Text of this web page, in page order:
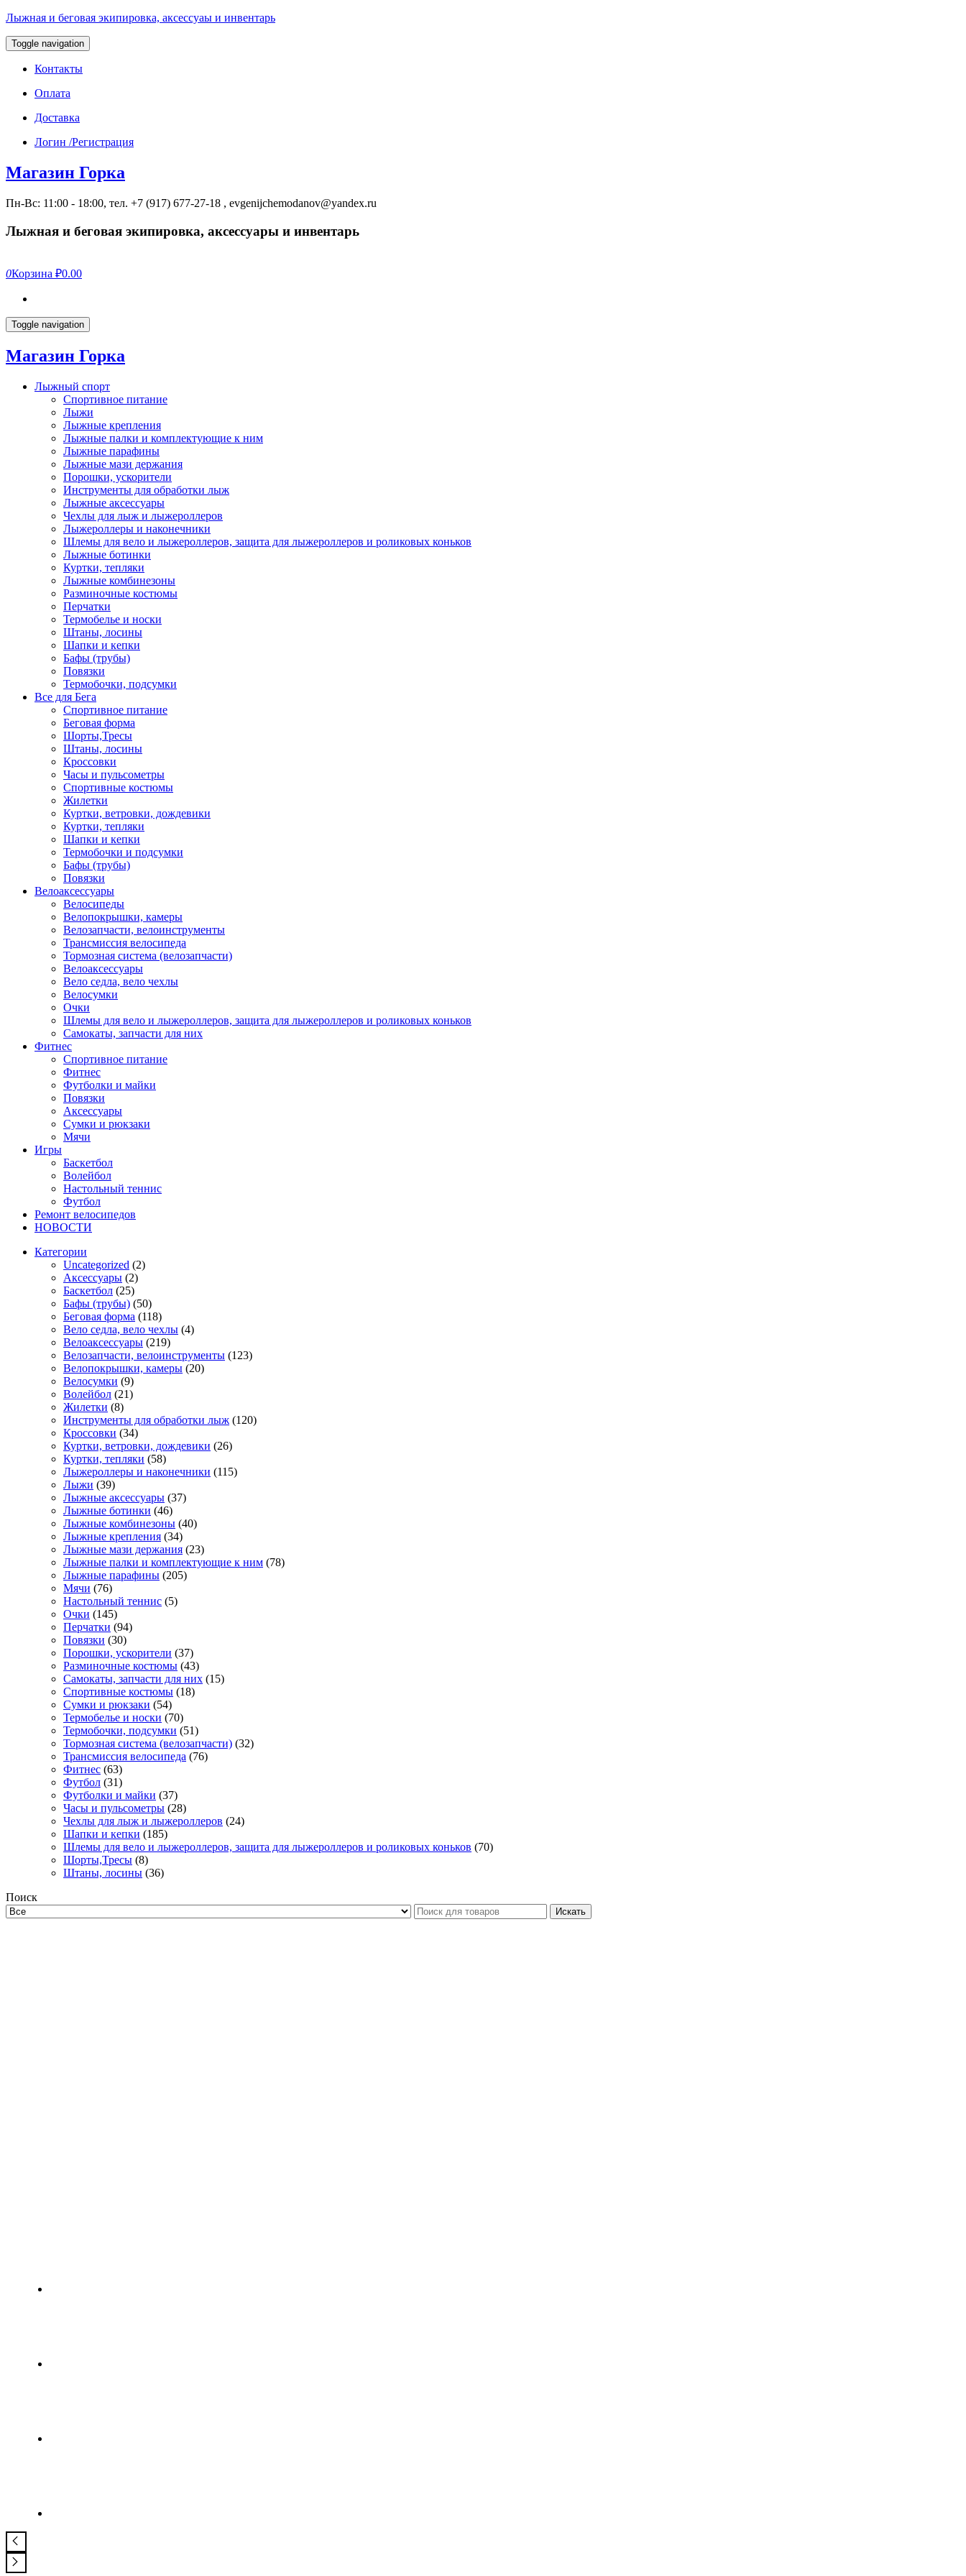
Лыжная и беговая экипировка, аксессуаы и инвентарь
Toggle navigation
Контакты
Оплата
Доставка
Логин /Регистрация
Магазин Горка
Пн-Вс: 11:00 - 18:00, тел. +7 (917) 677-27-18 , evgenijchemodanov@yandex.ru
Лыжная и беговая экипировка, аксессуары и инвентарь
0Корзина ₽0.00
Toggle navigation
Магазин Горка
Лыжный спорт
Спортивное питание
Лыжи
Лыжные крепления
Лыжные палки и комплектующие к ним
Лыжные парафины
Лыжные мази держания
Порошки, ускорители
Инструменты для обработки лыж
Лыжные аксессуары
Чехлы для лыж и лыжероллеров
Лыжероллеры и наконечники
Шлемы для вело и лыжероллеров, защита для лыжероллеров и роликовых коньков
Лыжные ботинки
Куртки, тепляки
Лыжные комбинезоны
Разминочные костюмы
Перчатки
Термобелье и носки
Штаны, лосины
Шапки и кепки
Бафы (трубы)
Повязки
Термобочки, подсумки
Все для Бега
Спортивное питание
Беговая форма
Шорты,Тресы
Штаны, лосины
Кроссовки
Часы и пульсометры
Спортивные костюмы
Жилетки
Куртки, ветровки, дождевики
Куртки, тепляки
Шапки и кепки
Термобочки и подсумки
Бафы (трубы)
Повязки
Велоаксессуары
Велосипеды
Велопокрышки, камеры
Велозапчасти, велоинструменты
Трансмиссия велосипеда
Тормозная система (велозапчасти)
Велоаксессуары
Вело седла, вело чехлы
Велосумки
Очки
Шлемы для вело и лыжероллеров, защита для лыжероллеров и роликовых коньков
Самокаты, запчасти для них
Фитнес
Спортивное питание
Фитнес
Футболки и майки
Повязки
Аксессуары
Сумки и рюкзаки
Мячи
Игры
Баскетбол
Волейбол
Настольный теннис
Футбол
Ремонт велосипедов
НОВОСТИ
Категории
Uncategorized (2)
Аксессуары (2)
Баскетбол (25)
Бафы (трубы) (50)
Беговая форма (118)
Вело седла, вело чехлы (4)
Велоаксессуары (219)
Велозапчасти, велоинструменты (123)
Велопокрышки, камеры (20)
Велосумки (9)
Волейбол (21)
Жилетки (8)
Инструменты для обработки лыж (120)
Кроссовки (34)
Куртки, ветровки, дождевики (26)
Куртки, тепляки (58)
Лыжероллеры и наконечники (115)
Лыжи (39)
Лыжные аксессуары (37)
Лыжные ботинки (46)
Лыжные комбинезоны (40)
Лыжные крепления (34)
Лыжные мази держания (23)
Лыжные палки и комплектующие к ним (78)
Лыжные парафины (205)
Мячи (76)
Настольный теннис (5)
Очки (145)
Перчатки (94)
Повязки (30)
Порошки, ускорители (37)
Разминочные костюмы (43)
Самокаты, запчасти для них (15)
Спортивные костюмы (18)
Сумки и рюкзаки (54)
Термобелье и носки (70)
Термобочки, подсумки (51)
Тормозная система (велозапчасти) (32)
Трансмиссия велосипеда (76)
Фитнес (63)
Футбол (31)
Футболки и майки (37)
Часы и пульсометры (28)
Чехлы для лыж и лыжероллеров (24)
Шапки и кепки (185)
Шлемы для вело и лыжероллеров, защита для лыжероллеров и роликовых коньков (70)
Шорты,Тресы (8)
Штаны, лосины (36)
Поиск
Искать